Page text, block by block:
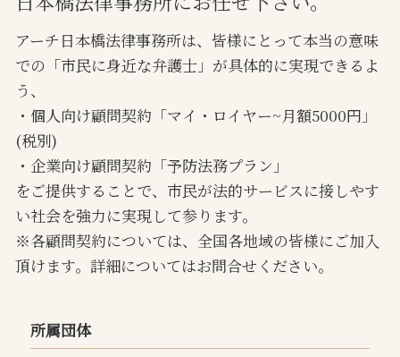
アーチ日本橋法律事務所は、皆様にとって本当の意味
での「市民に身近な弁護士」が具体的に実現できるよ
う、
・個人向け顧問契約「マイ・ロイヤー~月額5000円」
(税別)
・企業向け顧問契約「予防法務プラン」
をご提供することで、市民が法的サービスに接しやす
い社会を強力に実現して参ります。
※各顧問契約については、全国各地域の皆様にご加入
頂けます。詳細についてはお問合せください。
所属団体